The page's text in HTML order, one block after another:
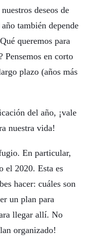
deseos de
también depende
queremos para
Pensemos en corto
plazo (años más
del año, ¡vale
nuestra vida!
En particular,
el 2020. Esta es
hacer: cuáles son
un plan para
llegar allí. No
organizado!